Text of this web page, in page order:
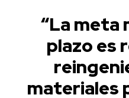
“La meta
plazo es
materiales